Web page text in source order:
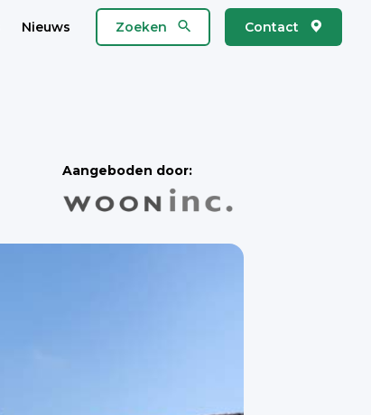
Nieuws Zoeken Contact
Aangeboden door: